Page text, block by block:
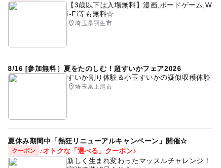
【3歳以下は入場無料】漫画,ボードゲーム,W
i-Fi等も無料☆
埼玉県羽生市
8/16 [参加無料］夏をたのしむ！超すいかフェア2026
すいか割り体験＆小玉すいかの疑似収穫体験
埼玉県上尾市
夏休み期間中「熱狂リニューアルキャンペーン」開催☆
クーポン
♪オトクな「選べる」クーポン♪
新しく生まれ変わったマッスルチャレンジ！